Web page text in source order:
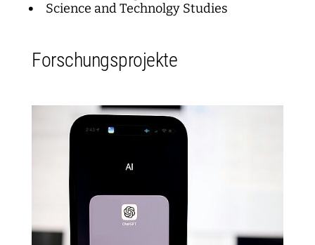
Science and Technolgy Studies
Forschungsprojekte